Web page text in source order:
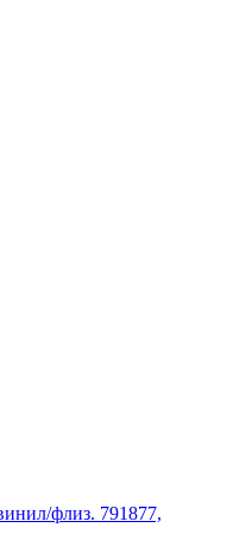
флиз. 791877,